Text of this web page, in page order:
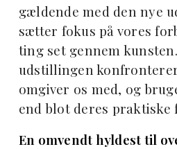
gældende med den nye
sætter fokus på vores
ting set gennem
udstillingen
omgiver os med, og
end blot deres praktiske
En omvendt hyldest til